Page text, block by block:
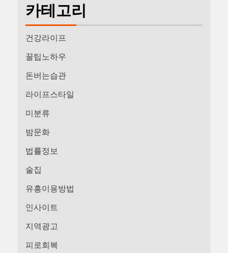
카테고리
건강라이프
꿀팁노하우
돈버는습관
라이프스타일
미분류
밤문화
법률정보
술집
유흥이용방법
인사이트
지역광고
피로회복